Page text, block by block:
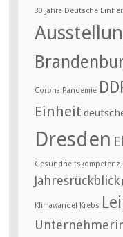
30 Jahre Deutsche
Corona-Pandemie
Einheit
Dresden
Gesundheitskompetenz
Jahresrückblick
Klimawandel Krebs